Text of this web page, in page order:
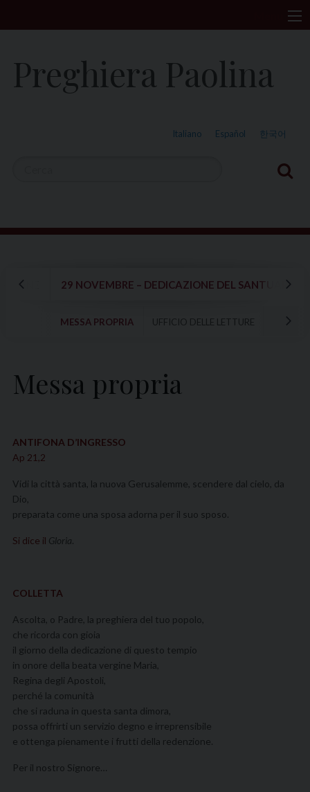
k
t
Italiano Español 한국어
Preghiera Paolina
29 NOVEMBRE – DEDICAZIONE DEL SANTUARIO-
MESSA PROPRIA UFFICIO DELLE LETTURE
Messa propria
ANTIFONA D’INGRESSO
Ap 21,2
Vidi la città santa, la nuova Gerusalemme, scendere dal cielo, da
Dio,
preparata come una sposa adorna per il suo sposo.
Si dice il Gloria
COLLETTA
Ascolta, o Padre, la preghiera del tuo popolo,
che ricorda con gioia
il giorno della dedicazione di questo tempio
in onore della beata vergine Maria,
Regina degli Apostoli,
perché la comunità
che si raduna in questa santa dimora,
possa offrirti un servizio degno e irreprensibile
e ottenga pienamente i frutti della redenzione.
Per il nostro Signore…